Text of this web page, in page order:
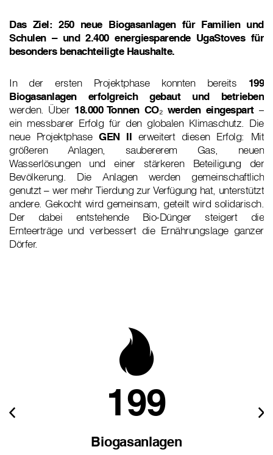
Das Ziel: 250 neue Biogasanlagen für Familien und
Schulen – und 2.400 energiesparende UgaStoves für
besonders benachteiligte Haushalte.
In der ersten Projektphase konnten bereits 199
Biogasanlagen erfolgreich gebaut und betrieben
werden. Über 18.000 Tonnen CO₂ werden eingespart –
ein messbarer Erfolg für den globalen Klimaschutz. Die
neue ProjektphaseGEN II erweitert diesen Erfolg: Mit
größeren Anlagen, saubererem Gas, neuen
Wasserlösungen und einer stärkeren Beteiligung der
Bevölkerung. Die Anlagen werden gemeinschaftlich
genutzt – wer mehr Tierdung zur Verfügung hat, unterstützt
andere. Gekocht wird gemeinsam, geteilt wird solidarisch.
Der dabei entstehende Bio-Dünger steigert die
Ernteerträge und verbessert die Ernährungslage ganzer
Dörfer.
199
Biogasanlagen